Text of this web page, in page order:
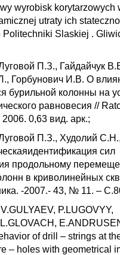
wyrobisk korytarzowych
utraty ich
Politechniki Slaskiej .
П.З., Гайдайчук
Горбунович И.В. О
бурильной колонны на
равновесия //
0,63 вид. арк.;
П.З., Худолий
сил
продольному
в криволинейных
-2007.- 43, № 11. –
P.LUGOVYY,
of drill – strings at
– holes with geometrical